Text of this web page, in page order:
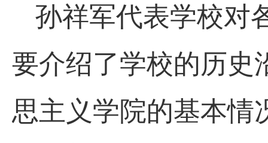
孙祥军代表学校对
要介绍了学校的历史
思主义学院的基本情